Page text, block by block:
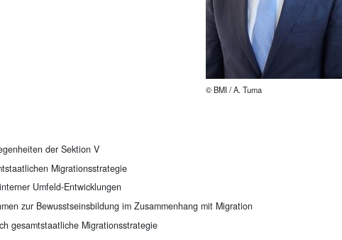
© BMI / A. Tuma
der Sektion V
Migrationsstrategie
Umfeld-Entwicklungen
zur Bewusstseinsbildung im Zusammenhang mit Migration
gesamtstaatliche Migrationsstrategie